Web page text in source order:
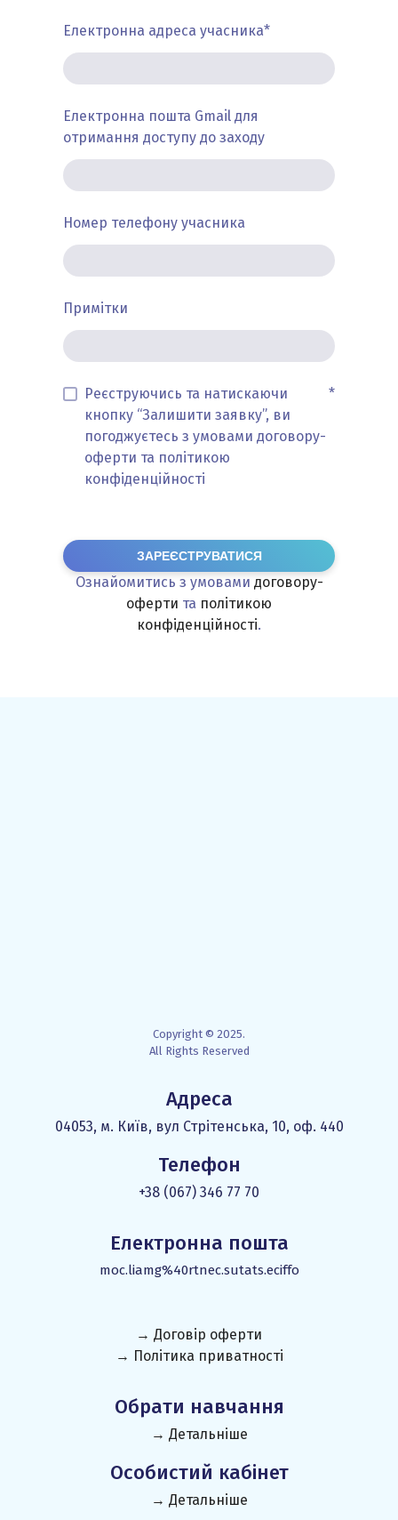
Електронна адреса учасника*
Електронна пошта Gmail для
отримання доступу до заходу
Номер телефону учасника
Примітки
Реєструючись та натискаючи
кнопку “Залишити заявку”, ви
погоджуєтесь з умовами договору-
оферти та політикою
конфіденційності
*
ЗАРЕЄСТРУВАТИСЯ
Ознайомитись з умовами договору-
оферти та політикою
конфіденційності.
Copyright © 2025.
All Rights Reserved
Адреса
04053, м. Київ, вул Стрітенська, 10, оф. 440
Телефон
+38 (067) 346 77 70
Електронна пошта
moc.liamg%40rtnec.sutats.eciffo
→ Договір оферти
→ Політика приватності
Обрати навчання
→ Детальніше
Особистий кабінет
→ Детальніше